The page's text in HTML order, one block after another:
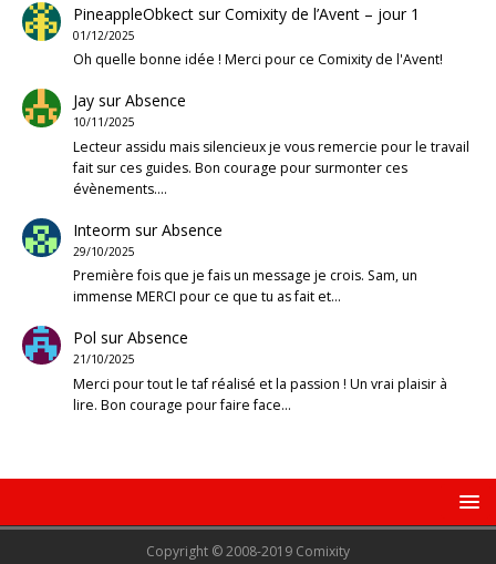
PineappleObkectsurComixity de l’Avent – jour 1
01/12/2025
Oh quelle bonne idée ! Merci pour ce Comixity de l'Avent!
JaysurAbsence
10/11/2025
Lecteur assidu mais silencieux je vous remercie pour le travail
fait sur ces guides. Bon courage pour surmonter ces
évènements.…
Inteorm surAbsence
29/10/2025
Première fois que je fais un message je crois. Sam, un
immense MERCI pour ce que tu as fait et…
Pol surAbsence
21/10/2025
Merci pour tout le taf réalisé et la passion ! Un vrai plaisir à
lire. Bon courage pour faire face…
Copyright © 2008-2019 Comixity